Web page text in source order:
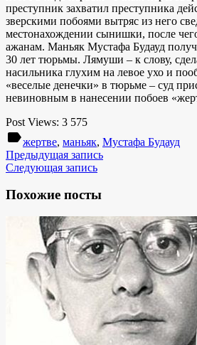
преступник захватил преступника
зверскими побоями вытряс из него
местонахождении сынишки, после
ажанам. Маньяк Мустафа Будауд
30 лет тюрьмы. Лямуши – к слову,
насильника глухим на левое ухо и
«веселые денечки» в тюрьме – суд
невиновным в нанесении побоев
Post Views: 3 575
labelжертве, маньяк, Мустафа Будауд
Предыдущая запись
Следующая запись
Похожие посты